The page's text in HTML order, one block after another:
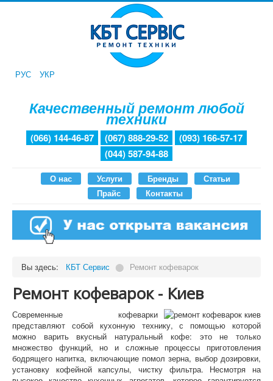
РУС УКР
Качественный ремонт любой
техники
(066) 144-46-87 (067) 888-29-52
(093) 166-57-17
(044) 587-94-88
О нас Услуги Бренды
Статьи
Прайс
Контакты
Вы здесь: КБТ Сервис ⬤ Ремонт кофеварок
Ремонт кофеварок - Киев
Современные кофеварки
представляют собой кухонную технику, с помощью которой
можно варить вкусный натуральный кофе: это не только
множество функций, но и сложные процессы приготовления
бодрящего напитка, включающие помол зерна, выбор дозировки,
установку кофейной капсулы, чистку фильтра. Несмотря на